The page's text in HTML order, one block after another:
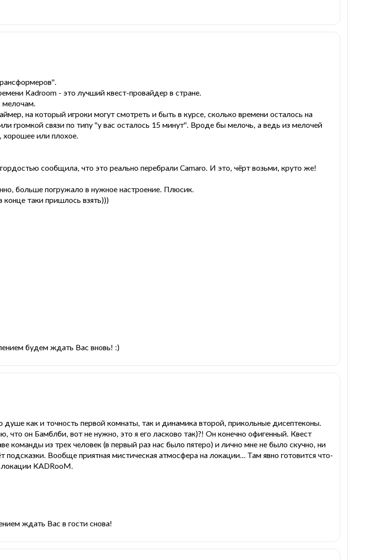
Kadroom - это лучший квест-провайдер в стране.
мелочам.
на который игроки могут смотреть и быть в курсе, сколько времени осталось на
громкой связи по типу "у вас осталось 15 минут". Вроде бы мелочь, а ведь из мелочей
хорошее или плохое.
сообщила, что это реально перебрали Camaro. И это, чёрт возьми, круто же!
больше погружало в нужное настроение. Плюсик.
таки пришлось взять)))
будем ждать Вас вновь! :)
как и точность первой комнаты, так и динамика второй, прикольные дисептеконы.
что он Бамблби, вот не нужно, это я его ласково так)?! Он конечно офигенный. Квест
команды из трех человек (в первый раз нас было пятеро) и лично мне не было скучно, ни
Вообще приятная мистическая атмосфера на локации... Там явно готовится что-
KADRooM.
ждать Вас в гости снова!